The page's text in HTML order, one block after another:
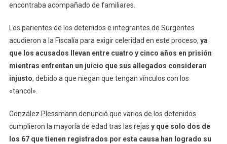
encontraba acompañado de familiares.
Los parientes de los detenidos e integrantes de Surgentes
acudieron a la Fiscalía para exigir celeridad en este proceso, ya
que los acusados llevan entre cuatro y cinco años en prisión
mientras enfrentan un juicio que sus allegados consideran
injusto, debido a que niegan que tengan vínculos con los
«tancol».
González Plessmann denunció que varios de los detenidos
cumplieron la mayoría de edad tras las rejas y que solo dos de
los 67 que tienen registrados por esta causa han logrado su